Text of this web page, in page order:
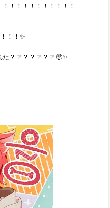
！！！！！！！！！！
！！✨
？？？？？？？🥺✨